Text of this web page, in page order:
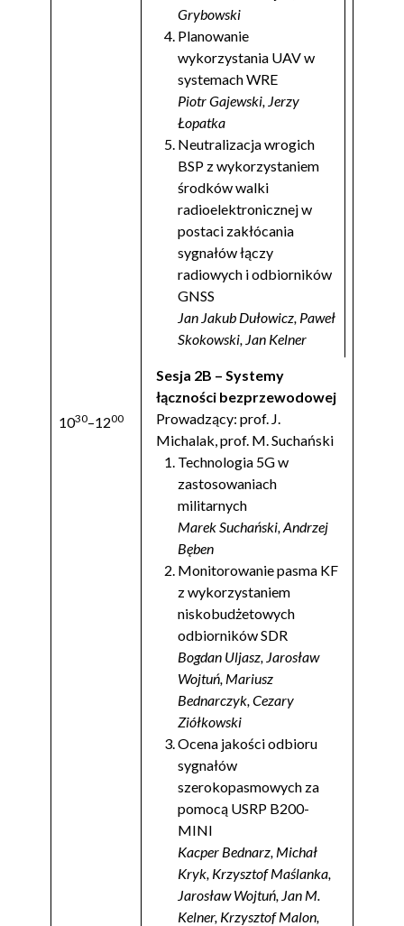
1030–1200
Grybowski
Planowanie
wykorzystania UAV w
systemach WRE
Piotr Gajewski, Jerzy
Łopatka
Neutralizacja wrogich
BSP z wykorzystaniem
środków walki
radioelektronicznej w
postaci zakłócania
sygnałów łączy
radiowych i odbiorników
GNSS
Jan Jakub Dułowicz, Paweł
Skokowski, Jan Kelner
Sesja 2B – Systemy
łączności bezprzewodowej
Prowadzący: prof. J.
Michalak, prof. M. Suchański
Technologia 5G w
zastosowaniach
militarnych
Marek Suchański, Andrzej
Bęben
Monitorowanie pasma KF
z wykorzystaniem
niskobudżetowych
odbiorników SDR
Bogdan Uljasz, Jarosław
Wojtuń, Mariusz
Bednarczyk, Cezary
Ziółkowski
Ocena jakości odbioru
sygnałów
szerokopasmowych za
pomocą USRP B200-
MINI
Kacper Bednarz, Michał
Kryk, Krzysztof Maślanka,
Jarosław Wojtuń, Jan M.
Kelner, Krzysztof Malon,